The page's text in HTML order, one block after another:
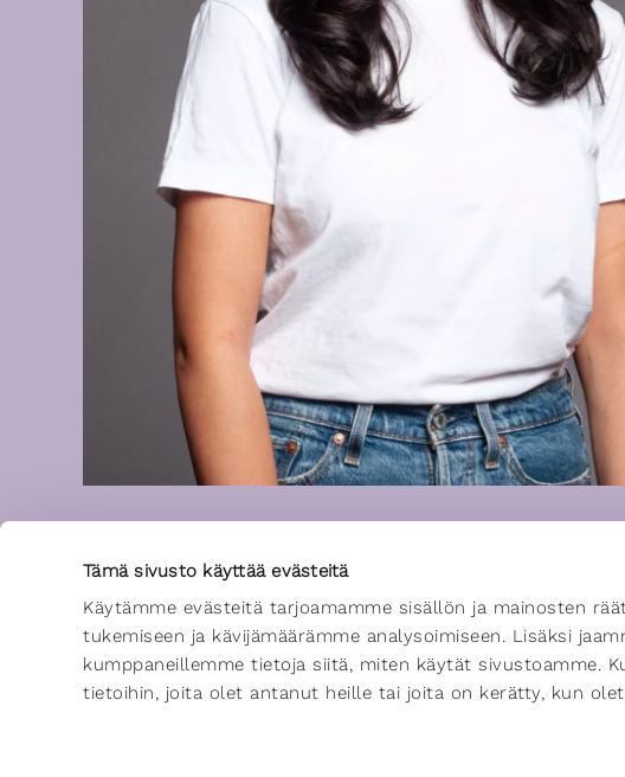
Tämä sivusto käyttää evästeitä
Käytämme evästeitä tarjoamamme sisällön ja mainosten
tukemiseen ja kävijämäärämme analysoimiseen. Lisäksi
kumppaneillemme tietoja siitä, miten käytät sivustoamme.
tietoihin, joita olet antanut heille tai joita on kerätty, kun